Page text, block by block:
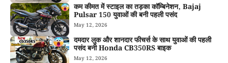
कम कीमत में स्टाइल का तड़का कॉम्बिनेशन, Bajaj
Pulsar 150 युवाओं की बनी पहली पसंद
May 12, 2026
दमदार लुक और शानदार फीचर्स के साथ युवाओं की पहली
पसंद बनी Honda CB350RS बाइक
May 12, 2026